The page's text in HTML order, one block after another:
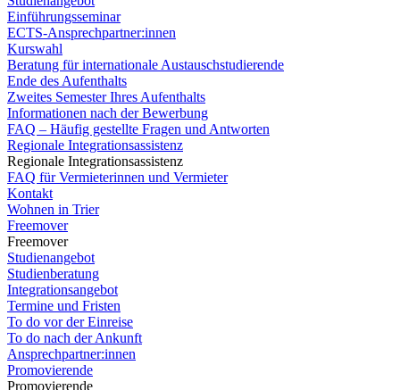
Einführungsseminar
ECTS-Ansprechpartner:innen
Kurswahl
Beratung für internationale Austauschstudierende
Ende des Aufenthalts
Zweites Semester Ihres Aufenthalts
Informationen nach der Bewerbung
FAQ – Häufig gestellte Fragen und Antworten
Regionale Integrationsassistenz
Regionale Integrationsassistenz
FAQ für Vermieterinnen und Vermieter
Kontakt
Wohnen in Trier
Freemover
Freemover
Studienangebot
Studienberatung
Integrationsangebot
Termine und Fristen
To do vor der Einreise
To do nach der Ankunft
Ansprechpartner:innen
Promovierende
Promovierende